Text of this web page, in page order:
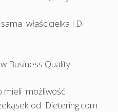
właścicielka I.D.
mieli możliwość
od Dietering.com.